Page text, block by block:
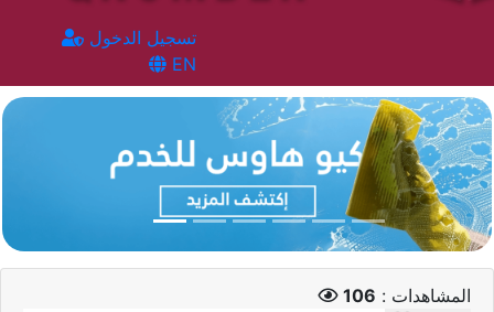
تسجيل الدخول
EN
المشاهدات : 106